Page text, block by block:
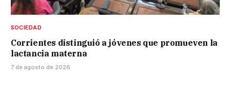
SOCIEDAD
Corrientes distinguió a jóvenes que promueven la
lactancia materna
7 de agosto de 2026